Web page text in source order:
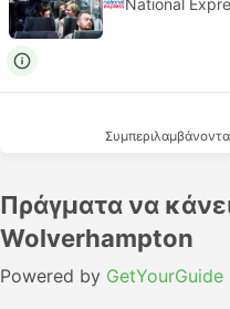
National
Πράγματα να
Wolverhampton
Powered by GetYourGuide